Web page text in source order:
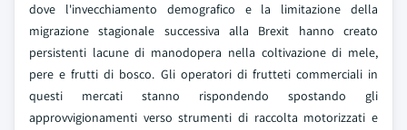
dove l'invecchiamento demografico e la limitazione della
migrazione stagionale successiva alla Brexit hanno creato
persistenti lacune di manodopera nella coltivazione di mele,
pere e frutti di bosco. Gli operatori di frutteti commerciali in
questi mercati stanno rispondendo spostando gli
approvvigionamenti verso strumenti di raccolta motorizzati e